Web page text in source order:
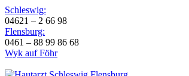
Schleswig:
04621 – 2 66 98
Flensburg:
0461 – 88 99 86 68
Wyk auf Föhr